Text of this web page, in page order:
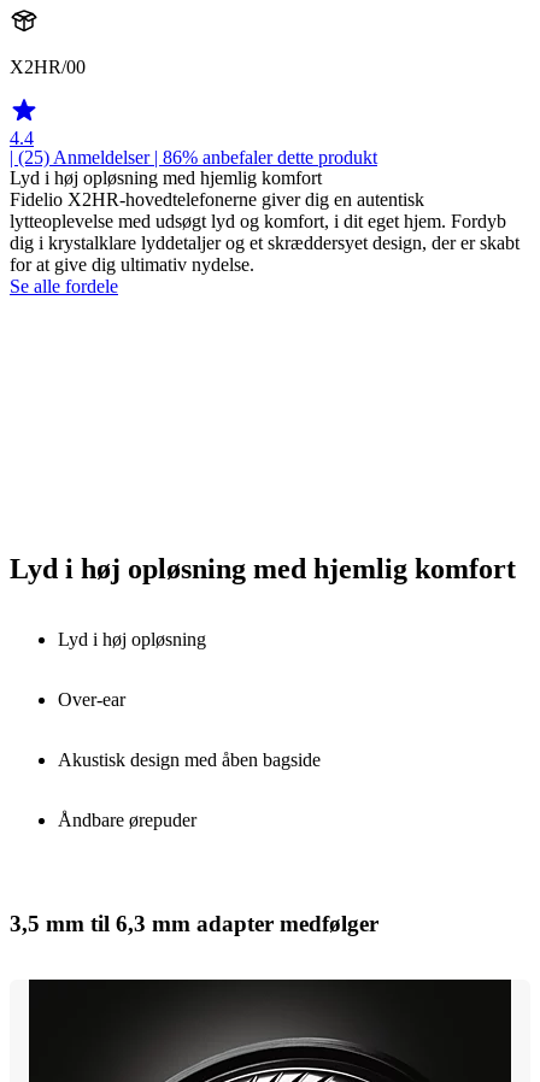
X2HR/00
4.4
| (25) Anmeldelser| 86% anbefaler dette produkt
Lyd i høj opløsning med hjemlig komfort
Fidelio X2HR-hovedtelefonerne giver dig en autentisk
lytteoplevelse med udsøgt lyd og komfort, i dit eget hjem. Fordyb
dig i krystalklare lyddetaljer og et skræddersyet design, der er skabt
for at give dig ultimativ nydelse.
Se alle fordele
Lyd i høj opløsning med hjemlig komfort
Lyd i høj opløsning
Over-ear
Akustisk design med åben bagside
Åndbare ørepuder
3,5 mm til 6,3 mm adapter medfølger